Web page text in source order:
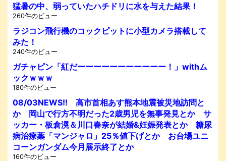
猛暑の中、弱っていたハチドリに水を与えた結果！
260件のビュー
ラジコン飛行機のコックピットに小型カメラ搭載して
みた！
240件のビュー
ガチャピン「紅だーーーーーーーーーーー！」withム
ックｗｗｗ
180件のビュー
08/03NEWS!! 高市首相あす熊本地震被災地訪問と
か 岡山で行方不明だった2歳男児を無事発見とか サ
ッカー・板倉滉＆川口春奈が結婚&妊娠発表とか 糖尿
病治療薬「マンジャロ」25％値下げとか お台場ユニ
コーンガンダム今月展示終了とか
160件のビュー